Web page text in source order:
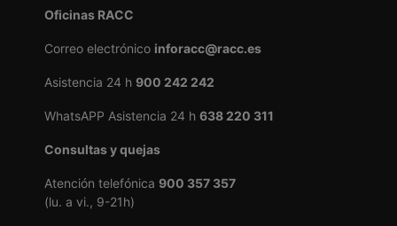
Oficinas RACC
Correo electrónico inforacc@racc.es
Asistencia 24 h 900 242 242
WhatsAPP Asistencia 24 h 638 220 311
Consultas y quejas
Atención telefónica 900 357 357
(lu. a vi., 9-21h)